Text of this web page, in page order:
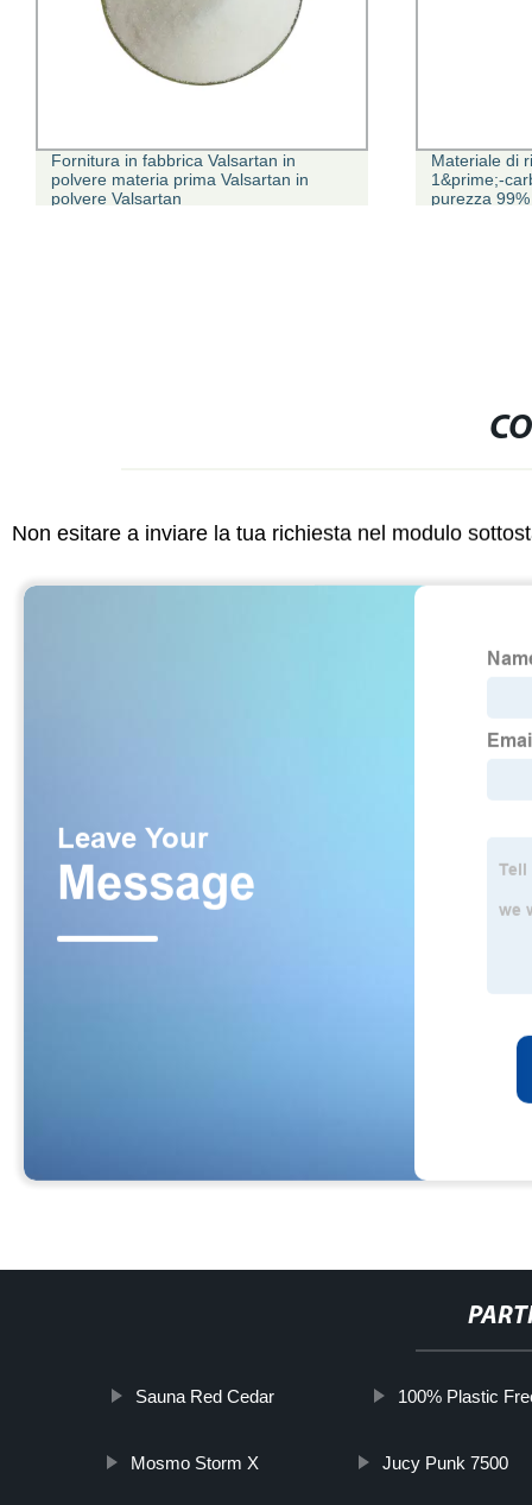
Fornitura in fabbrica Valsartan in
polvere materia prima Valsartan in
polvere Valsartan
Materiale di
1&prime;-
purezza
Non esitare a inviare la tua richiesta nel modulo
Sauna Red Cedar 100% Plastic
Mosmo Storm X Jucy Punk 7500